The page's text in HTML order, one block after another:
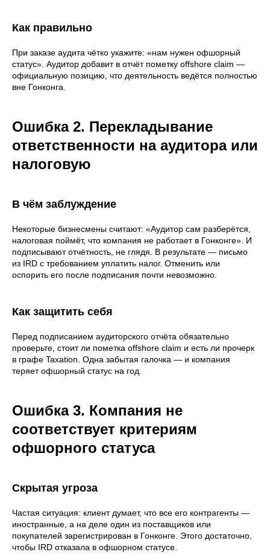
Как правильно
При заказе аудита чётко укажите: «нам нужен офшорный
статус». Аудитор добавит в отчёт пометку offshore claim —
официальную позицию, что деятельность ведётся полностью
вне Гонконга.
Ошибка 2. Перекладывание
ответственности на аудитора или
налоговую
В чём заблуждение
Некоторые бизнесмены считают: «Аудитор сам разберётся,
налоговая поймёт, что компания не работает в Гонконге». И
подписывают отчётность, не глядя. В результате — письмо
из IRD с требованием уплатить налог. Отменить или
оспорить его после подписания почти невозможно.
Как защитить себя
Перед подписанием аудиторского отчёта обязательно
проверьте, стоит ли пометка offshore claim и есть ли прочерк
в графе Taxation. Одна забытая галочка — и компания
теряет офшорный статус на год.
Ошибка 3. Компания не
соответствует критериям
офшорного статуса
Скрытая угроза
Частая ситуация: клиент думает, что все его контрагенты —
иностранные, а на деле один из поставщиков или
покупателей зарегистрирован в Гонконге. Этого достаточно,
чтобы IRD отказала в офшорном статусе.